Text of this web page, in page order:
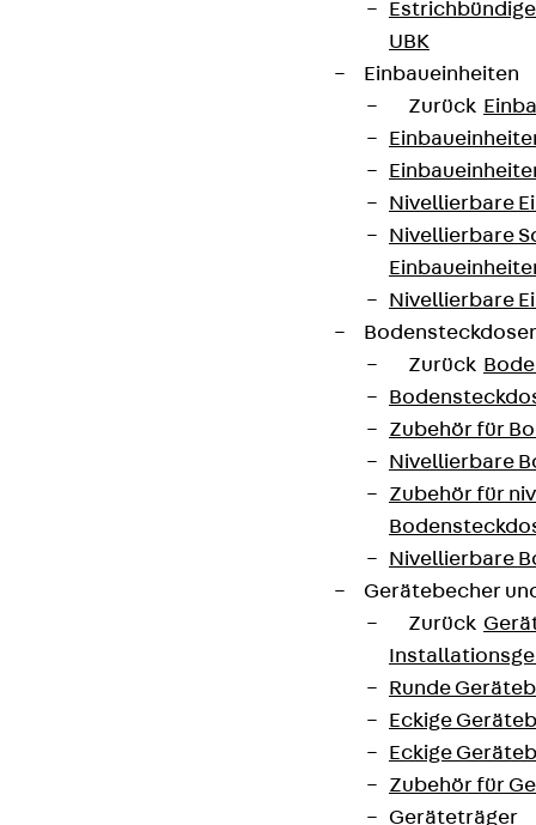
UBK
Einbaueinheiten
Zurück
Nivellierbare
Nivellierbare
Nivellierbare
Zurück
Zubehör für
Nivellierbare
Zubehör für
Nivellierbare
Gerätebecher
Zurück
Runde
Eckige
Eckige
Zubehör für
Geräteträger
Produktneuheiten, Referenzen und aktuellen